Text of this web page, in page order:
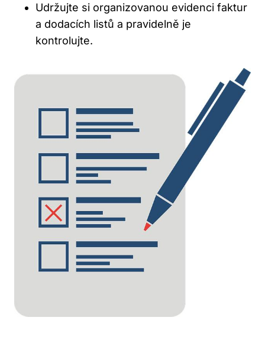
Udržujte si organizovanou evidenci faktur
a dodacích listů a pravidelně je
kontrolujte.